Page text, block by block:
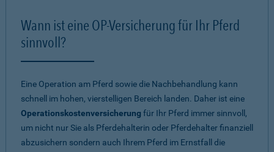
Wann ist eine OP-Versicherung für Ihr Pferd
sinnvoll?
Eine Operation am Pferd sowie die Nachbehandlung kann
schnell im hohen, vierstelligen Bereich landen. Daher ist eine
Operationskostenversicherung für Ihr Pferd immer sinnvoll,
um nicht nur Sie als Pferdehalterin oder Pferdehalter finanziell
abzusichern sondern auch Ihrem Pferd im Ernstfall die